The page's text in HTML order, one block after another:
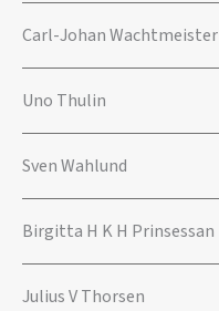
Carl-Johan Wachtmeister
Uno Thulin
Sven Wahlund
Birgitta H K H Prinsessan
Julius V Thorsen